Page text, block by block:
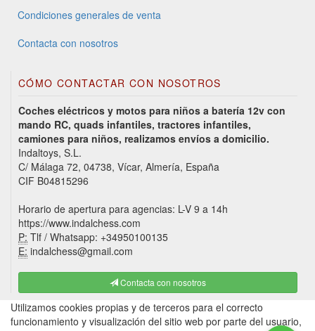
Condiciones generales de venta
Contacta con nosotros
CÓMO CONTACTAR CON NOSOTROS
Coches eléctricos y motos para niños a batería 12v con
mando RC, quads infantiles, tractores infantiles,
camiones para niños, realizamos envíos a domicilio.
Indaltoys, S.L.
C/ Málaga 72, 04738, Vícar, Almería, España
CIF B04815296
Horario de apertura para agencias: L-V 9 a 14h
https://www.indalchess.com
P: Tlf / Whatsapp: +34950100135
E: indalchess@gmail.com
Contacta con nosotros
Utilizamos cookies propias y de terceros para el correcto
funcionamiento y visualización del sitio web por parte del usuario,